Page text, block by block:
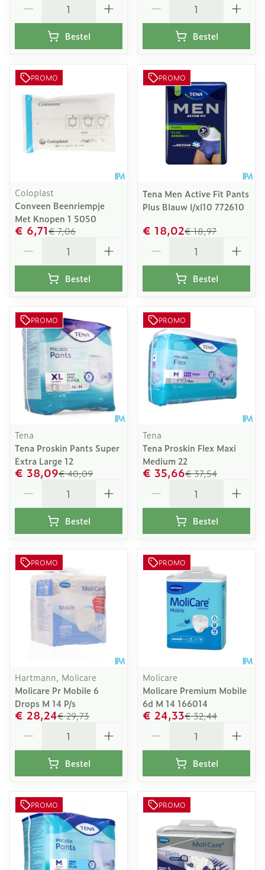
Bestel Bestel
PROMO
Coloplast
Conveen Beenriempje
Met Knopen 1 5050
€ 7,06
€ 6,71
Bestel
PROMO
Tena Men Active Fit Pants
Plus Blauw l/xl10 772610
€ 18,97
€ 18,02
Bestel
PROMO
Tena
Tena Proskin Pants Super
Extra Large 12
€ 40,09
€ 38,09
Bestel
PROMO
Tena
Tena Proskin Flex Maxi
Medium 22
€ 37,54
€ 35,66
Bestel
PROMO
Hartmann, Molicare
Molicare Pr Mobile 6
Drops M 14 P/s
€ 29,73
€ 28,24
Bestel
PROMO
Molicare
Molicare Premium Mobile
6d M 14 166014
€ 32,44
€ 24,33
Bestel
PROMO PROMO